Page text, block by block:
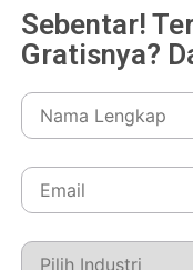
Sebentar!
Gratisnya?